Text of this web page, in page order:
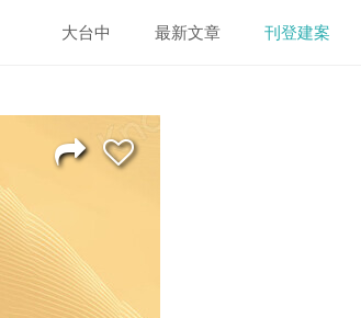
大台中 最新文章 刊登建案